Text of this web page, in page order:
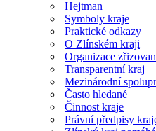
Hejtman
Symboly kraje
Praktické odkazy
O Zlínském kraji
Organizace
Transparentní kraj
Mezinárodní
Často hledané
Činnost kraje
Právní předpisy